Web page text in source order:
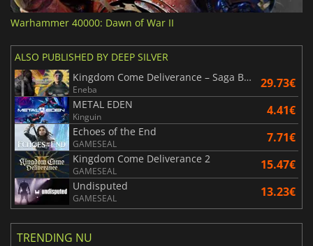
Warhammer 40000: Dawn of War II
ALSO PUBLISHED BY DEEP SILVER
Kingdom Come Deliverance – Saga Bundle
Eneba 29.73€
METAL EDEN
Kinguin 4.41€
Echoes of the End
GAMESEAL 7.71€
Kingdom Come Deliverance 2
GAMESEAL 15.47€
Undisputed
GAMESEAL 13.23€
TRENDING NU